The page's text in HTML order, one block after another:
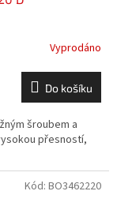
Vyprodáno
Do košíku
šroubem a
přesností,
Kód: BO3462220